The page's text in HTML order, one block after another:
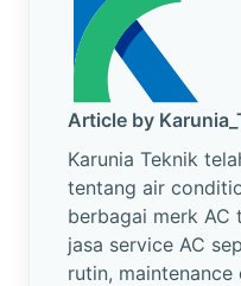
Article by
Karunia Teknik
tentang air
berbagai merk AC
jasa service AC
rutin,